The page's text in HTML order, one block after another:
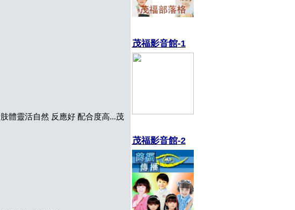
體靈活自然 反應好 配合度高...茂
茂福影音館-1
茂福影音館-2